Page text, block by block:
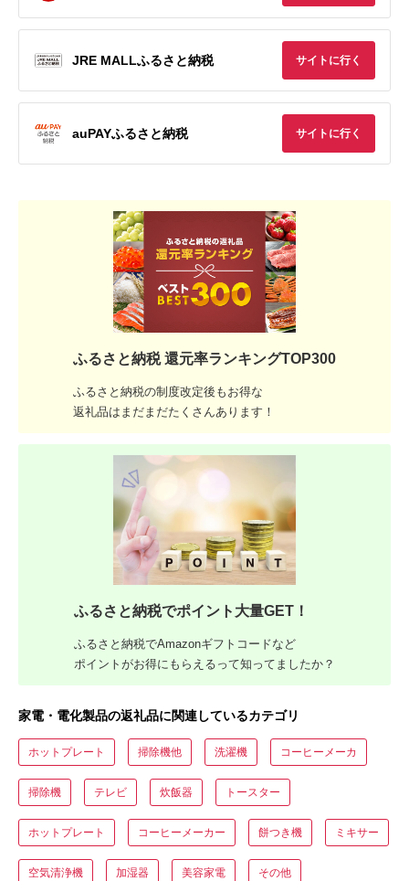
JRE MALLふるさと納税 サイトに行く
auPAYふるさと納税 サイトに行く
ふるさと納税 還元率ランキングTOP300
ふるさと納税の制度改定後もお得な
返礼品はまだまだたくさんあります！
ふるさと納税でポイント大量GET！
ふるさと納税でAmazonギフトコードなど
ポイントがお得にもらえるって知ってましたか？
家電・電化製品の返礼品に関連しているカテゴリ
ホットプレート 掃除機他 洗濯機 コーヒーメーカ
掃除機 テレビ 炊飯器 トースター
ホットプレート コーヒーメーカー 餅つき機 ミキサー
空気清浄機 加湿器 美容家電 その他